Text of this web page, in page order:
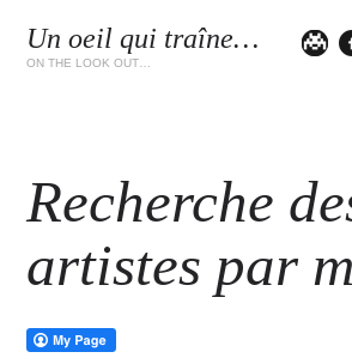
Un oeil qui traîne…
ON THE LOOK OUT…
Recherche
artistes par